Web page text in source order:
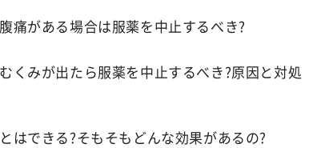
痛がある場合は服薬を中止するべき?
くみが出たら服薬を中止するべき?原因と対処
はできる?そもそもどんな効果があるの?